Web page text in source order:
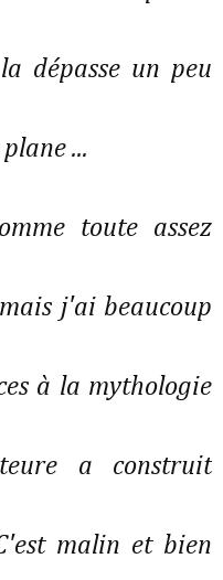
dépasse un peu
...
toute assez
j'ai beaucoup
à la mythologie
a construit
malin et bien